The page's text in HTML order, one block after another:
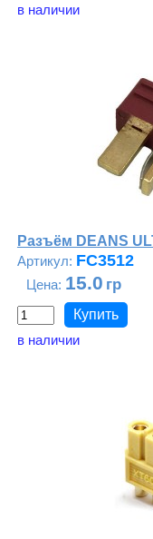
в наличии
Разъём DEANS
FC3512
15.0
в наличии